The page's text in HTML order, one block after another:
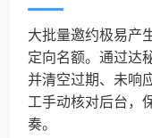
大批量邀约极易产
定向名额。通过达
并清空过期、未响
工手动核对后台，
奏。